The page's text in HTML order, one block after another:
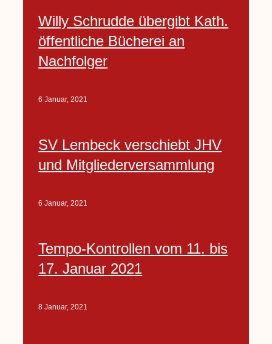
Willy Schrudde übergibt Kath.
öffentliche Bücherei an
Nachfolger
6 Januar, 2021
SV Lembeck verschiebt JHV
und Mitgliederversammlung
6 Januar, 2021
Tempo-Kontrollen vom 11. bis
17. Januar 2021
8 Januar, 2021